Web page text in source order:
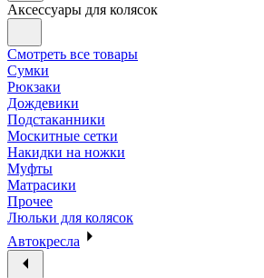
Аксессуары для колясок
Смотреть все товары
Сумки
Рюкзаки
Дождевики
Подстаканники
Москитные сетки
Накидки на ножки
Муфты
Матрасики
Прочее
Люльки для колясок
Автокресла